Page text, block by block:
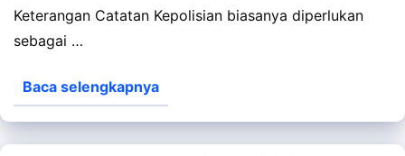
Keterangan Catatan Kepolisian biasanya diperlukan
sebagai …
Baca selengkapnya